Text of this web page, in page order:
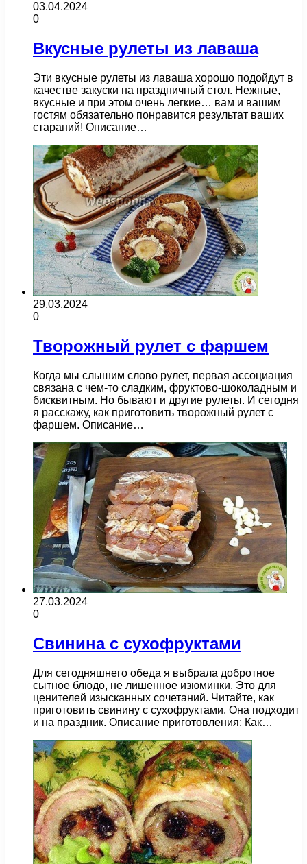
03.04.2024
0
Вкусные рулеты из лаваша
Эти вкусные рулеты из лаваша хорошо подойдут в
качестве закуски на праздничный стол. Нежные,
вкусные и при этом очень легкие… вам и вашим
гостям обязательно понравится результат ваших
стараний! Описание…
29.03.2024
0
Творожный рулет с фаршем
Когда мы слышим слово рулет, первая ассоциация
связана с чем-то сладким, фруктово-шоколадным и
бисквитным. Но бывают и другие рулеты. И сегодня
я расскажу, как приготовить творожный рулет с
фаршем. Описание…
27.03.2024
0
Свинина с сухофруктами
Для сегодняшнего обеда я выбрала добротное
сытное блюдо, не лишенное изюминки. Это для
ценителей изысканных сочетаний. Читайте, как
приготовить свинину с сухофруктами. Она подходит
и на праздник. Описание приготовления: Как…